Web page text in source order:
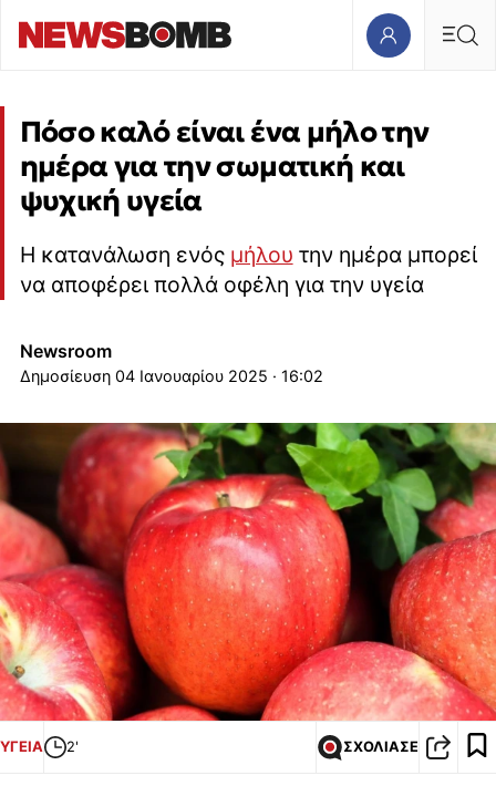
Πόσο καλό είναι ένα μήλο την
ημέρα για την σωματική και
ψυχική υγεία
Η κατανάλωση ενός μήλου την ημέρα μπορεί
να αποφέρει πολλά οφέλη για την υγεία
Newsroom
04 Ιανουαρίου 2025 · 16:02
ΥΓΕΙΑ 2' ΣΧΟΛΙΑΣΕ